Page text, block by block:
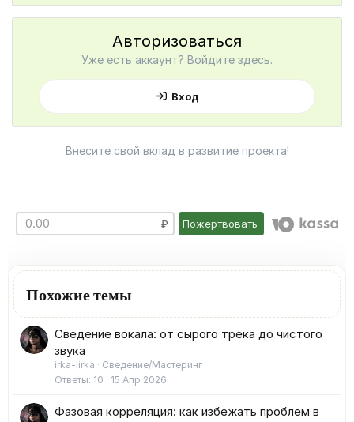
Авторизоваться
Уже есть аккаунт? Войдите здесь.
Вход
Внесите свой вклад в развитие проекта!
Пожертвовать
Похожие темы
Сведение вокала: от сырого трека до чистого
звука
irka-lirka
Сведение/Мастеринг
Ответы 10 15 Апр 2026
Фазовая корреляция: как избежать проблем в